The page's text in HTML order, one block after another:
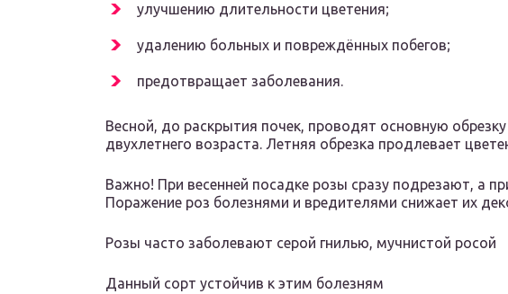
улучшению длительности цветения;
удалению больных и повреждённых побегов;
предотвращает заболевания.
Весной, до раскрытия почек, проводят основную
двухлетнего возраста. Летняя обрезка продлевает
Важно! При весенней посадке розы сразу подрезают, а
Поражение роз болезнями и вредителями снижает их
Розы часто заболевают серой гнилью, мучнистой росой
Данный сорт устойчив к этим болезням